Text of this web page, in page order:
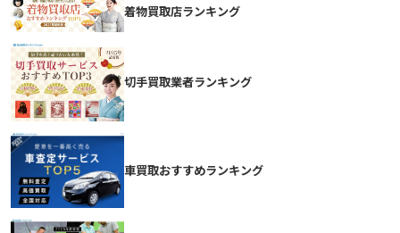
着物買取店ランキング
切手買取業者ランキング
車買取おすすめランキング